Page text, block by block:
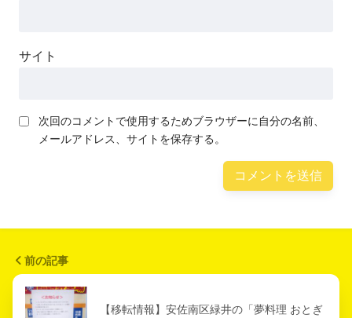
サイト
次回のコメントで使用するためブラウザーに自分の名前、
メールアドレス、サイトを保存する。
前の記事
【移転情報】安佐南区緑井の「夢料理 おとぎ